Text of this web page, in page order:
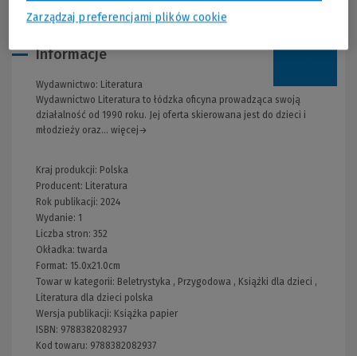
Informacje
Wydawnictwo: Literatura
Wydawnictwo Literatura to łódzka oficyna prowadząca swoją
działalność od 1990 roku. Jej oferta skierowana jest do dzieci i
młodzieży oraz... więcej→
Kraj produkcji: Polska
Producent: Literatura
Rok publikacji: 2024
Wydanie: 1
Liczba stron: 352
Okładka:twarda
Format: 15.0x21.0cm
Towar w kategorii: Beletrystyka , Przygodowa , Książki dla dzieci ,
Literatura dla dzieci polska
Wersja publikacji: Książka papier
ISBN: 9788382082937
Kod towaru: 9788382082937
Zarządzaj preferencjami plików cookie